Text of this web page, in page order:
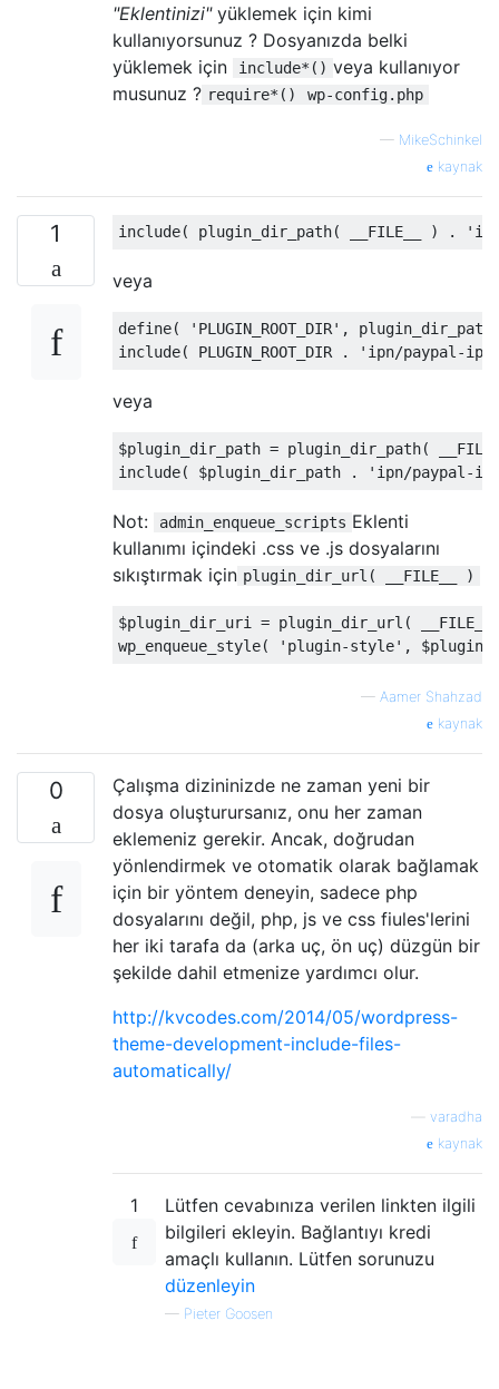
"Eklentinizi"yüklemek için kimi
kullanıyorsunuz ? Dosyanızda belki
yüklemek için
include*() veya kullanıyor
musunuz ? require*() wp-config.php
— MikeSchinkel
kaynak
1 include( plugin_dir_path( __FILE__ ) .
veya
define( 'PLUGIN_ROOT_DIR' , plugin_dir_path
include( PLUGIN_ROOT_DIR . 'ipn/paypal-
veya
$plugin_dir_path = plugin_dir_path(
include( $plugin_dir_path . 'ipn/paypal-
Not: admin_enqueue_scripts Eklenti
kullanımı içindeki .css ve .js dosyalarını
sıkıştırmak için plugin_dir_url( __FILE__ )
$plugin_dir_uri = plugin_dir_url (
wp_enqueue_style( 'plugin-style' ,
— Aamer Shahzad
kaynak
0
Çalışma dizininizde ne zaman yeni bir
dosya oluşturursanız, onu her zaman
eklemeniz gerekir. Ancak, doğrudan
yönlendirmek ve otomatik olarak bağlamak
için bir yöntem deneyin, sadece php
dosyalarını değil, php, js ve css fiules'lerini
her iki tarafa da (arka uç, ön uç) düzgün bir
şekilde dahil etmenize yardımcı olur.
http://kvcodes.com/2014/05/wordpress-
theme-development-include-files-
automatically/
varadha
kaynak
1
Lütfen cevabınıza verilen linkten ilgili
bilgileri ekleyin. Bağlantıyı kredi
amaçlı kullanın. Lütfen sorunuzu
düzenleyin
— Pieter Goosen